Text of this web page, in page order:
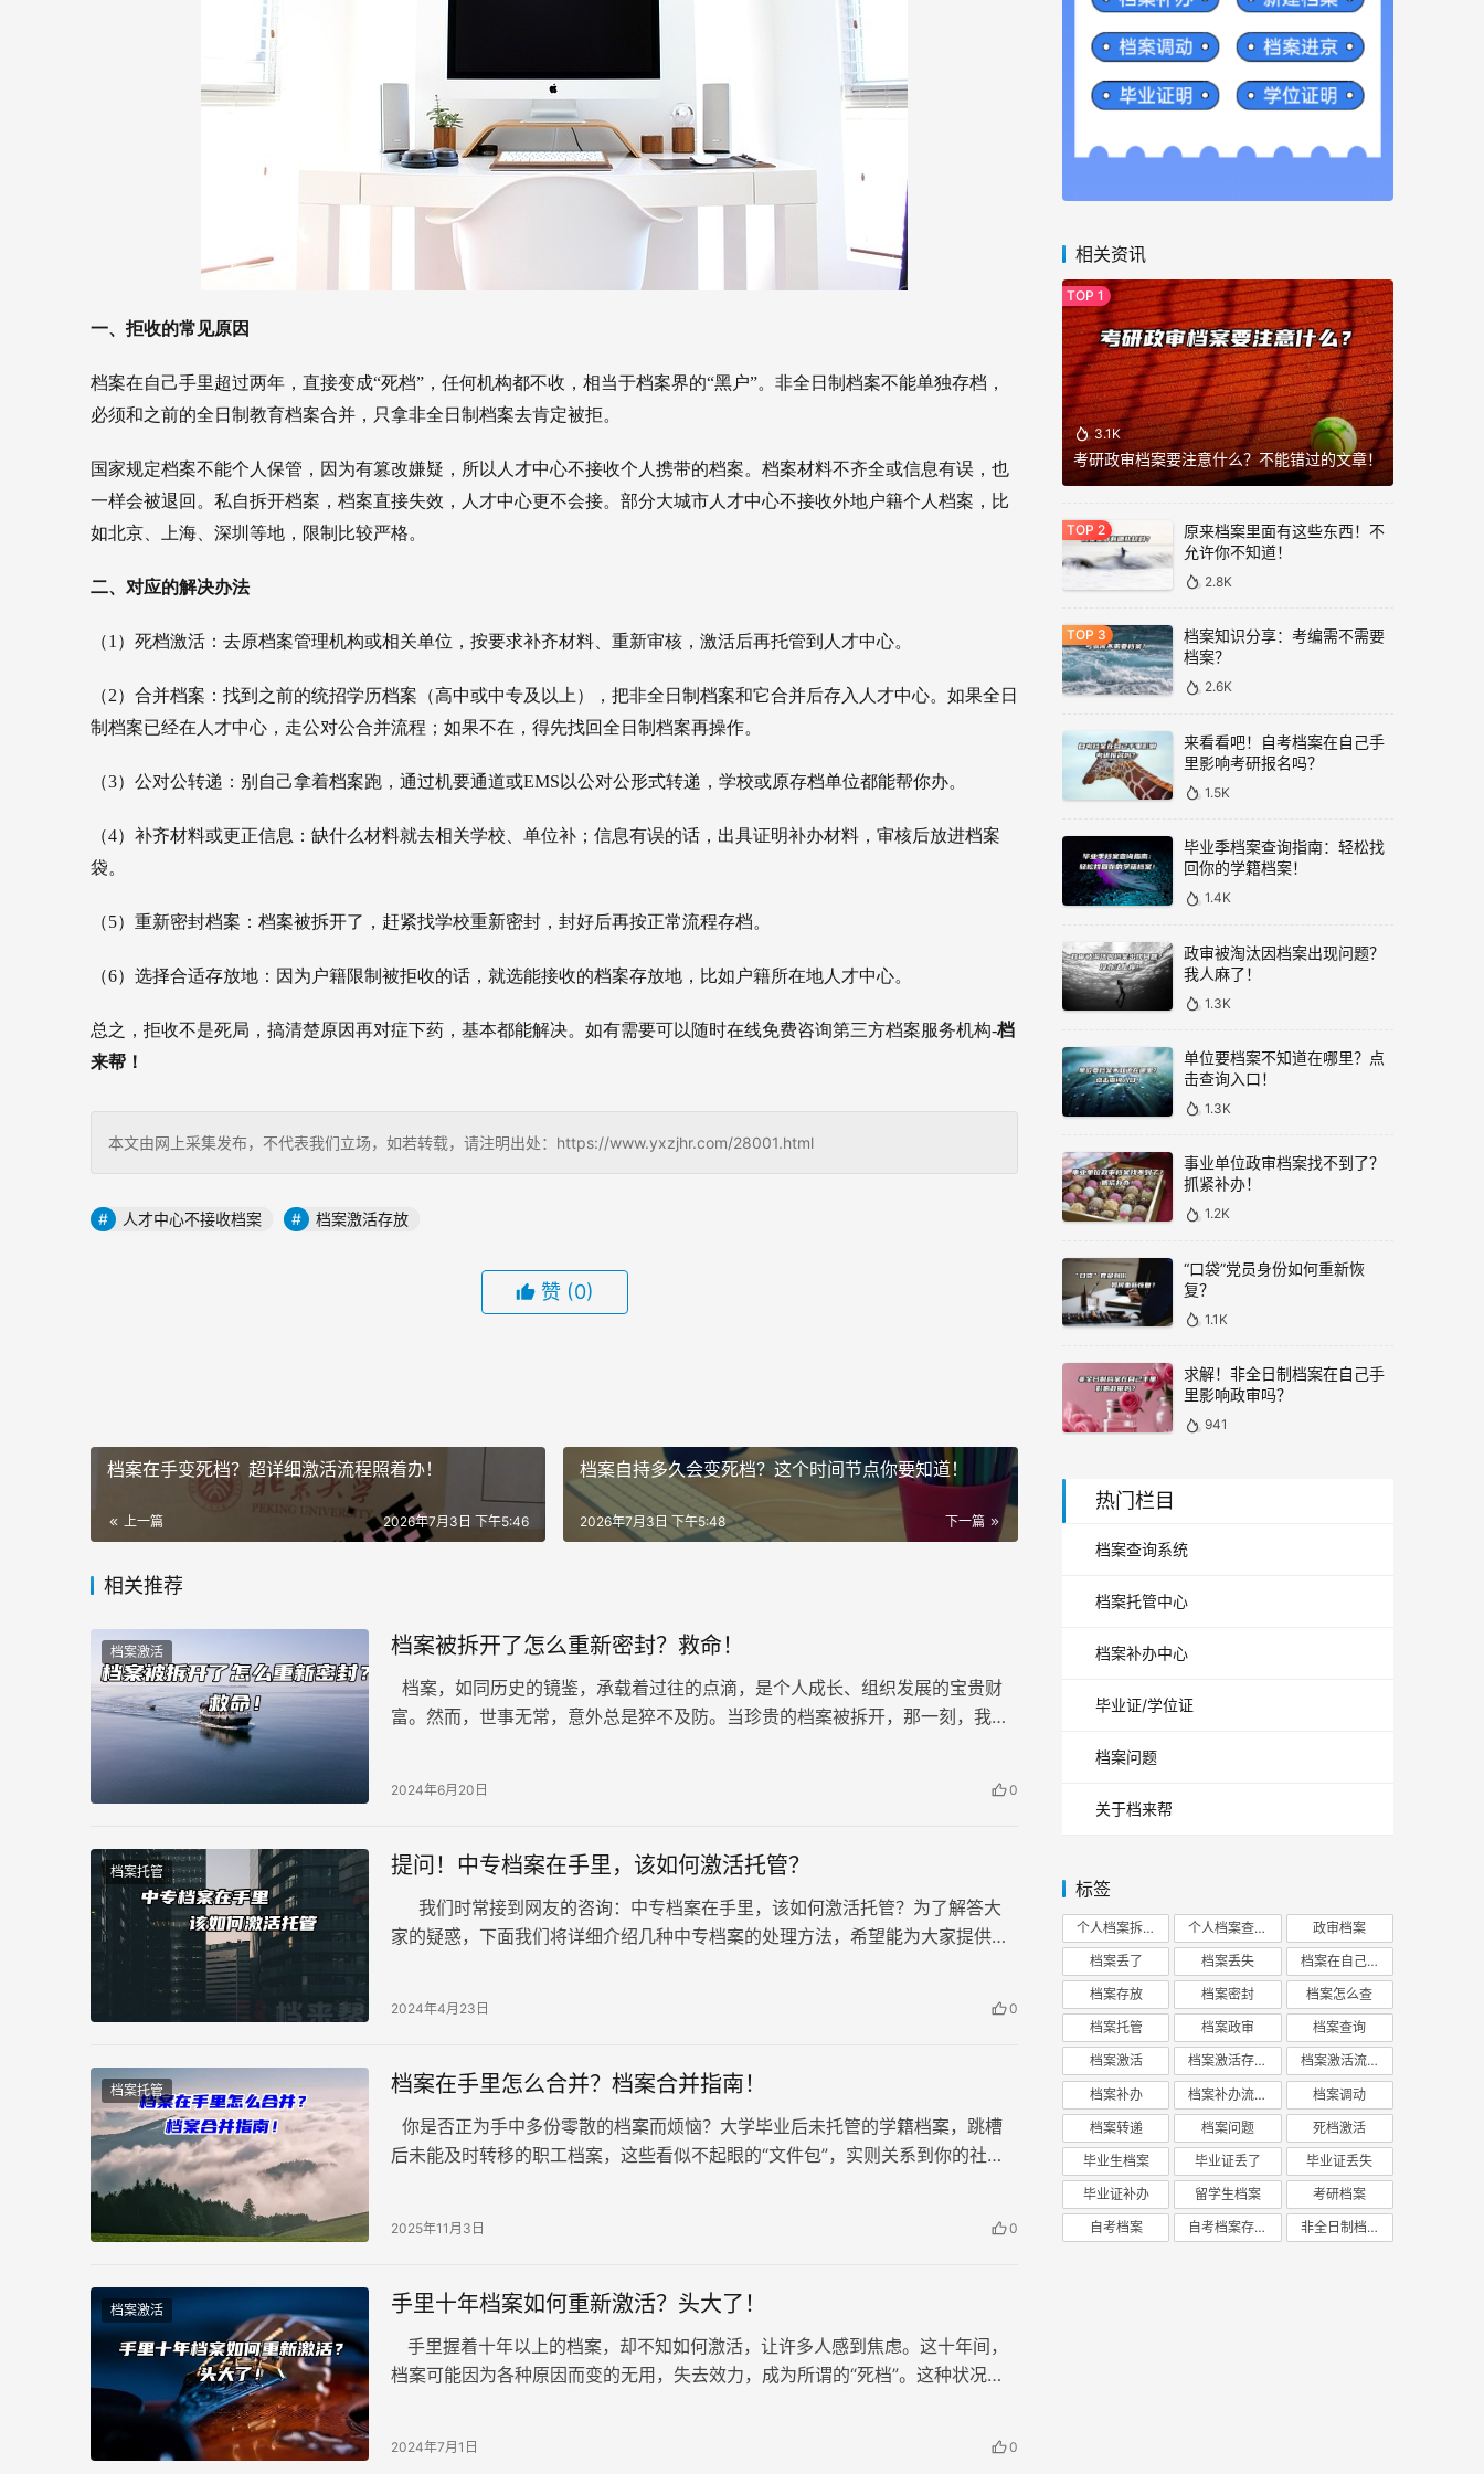
一、拒收的常见原因
档案在自己手里超过两年，直接变成“死档”，任何机构都不收，相当于档案界的“黑户”。非全日制档案不能单独存档，
必须和之前的全日制教育档案合并，只拿非全日制档案去肯定被拒。
国家规定档案不能个人保管，因为有篡改嫌疑，所以人才中心不接收个人携带的档案。档案材料不齐全或信息有误，也
一样会被退回。私自拆开档案，档案直接失效，人才中心更不会接。部分大城市人才中心不接收外地户籍个人档案，比
如北京、上海、深圳等地，限制比较严格。
二、对应的解决办法
（1）死档激活：去原档案管理机构或相关单位，按要求补齐材料、重新审核，激活后再托管到人才中心。
（2）合并档案：找到之前的统招学历档案（高中或中专及以上），把非全日制档案和它合并后存入人才中心。如果全日
制档案已经在人才中心，走公对公合并流程；如果不在，得先找回全日制档案再操作。
（3）公对公转递：别自己拿着档案跑，通过机要通道或EMS以公对公形式转递，学校或原存档单位都能帮你办。
（4）补齐材料或更正信息：缺什么材料就去相关学校、单位补；信息有误的话，出具证明补办材料，审核后放进档案
袋。
（5）重新密封档案：档案被拆开了，赶紧找学校重新密封，封好后再按正常流程存档。
（6）选择合适存放地：因为户籍限制被拒收的话，就选能接收的档案存放地，比如户籍所在地人才中心。
总之，拒收不是死局，搞清楚原因再对症下药，基本都能解决。如有需要可以随时在线免费咨询第三方档案服务机构-档
来帮！
本文由网上采集发布，不代表我们立场，如若转载，请注明出处：https://www.yxzjhr.com/28001.html
人才中心不接收档案 档案激活存放
赞 (0)
档案在手变死档？超详细激活流程照着办！
上一篇 2026年7月3日 下午5:46
档案自持多久会变死档？这个时间节点你要知道！
下一篇
2026年7月3日 下午5:48
相关推荐
档案激活 档案被拆开了怎么重新密封？救命！
档案，如同历史的镜鉴，承载着过往的点滴，是个人成长、组织发展的宝贵财
富。然而，世事无常，意外总是猝不及防。当珍贵的档案被拆开，那一刻，我们
2024年6月20日 0
档案托管 提问！中专档案在手里，该如何激活托管？
我们时常接到网友的咨询：中专档案在手里，该如何激活托管？为了解答大
家的疑惑，下面我们将详细介绍几种中专档案的处理方法，希望能为大家提供一
2024年4月23日 0
档案托管 档案在手里怎么合并？档案合并指南！
你是否正为手中多份零散的档案而烦恼？大学毕业后未托管的学籍档案，跳槽
后未能及时转移的职工档案，这些看似不起眼的“文件包”，实则关系到你的社
2025年11月3日 0
档案激活 手里十年档案如何重新激活？头大了！
手里握着十年以上的档案，却不知如何激活，让许多人感到焦虑。这十年间，
档案可能因为各种原因而变的无用，失去效力，成为所谓的“死档”。这种状况会
2024年7月1日 0
相关资讯
3.1K
考研政审档案要注意什么？不能错过的文章！
原来档案里面有这些东西！不
允许你不知道！
2.8K
档案知识分享：考编需不需要
档案？
2.6K
来看看吧！自考档案在自己手
里影响考研报名吗？
1.5K
毕业季档案查询指南：轻松找
回你的学籍档案！
1.4K
政审被淘汰因档案出现问题？
我人麻了！
1.3K
单位要档案不知道在哪里？点
击查询入口！
1.3K
事业单位政审档案找不到了？
抓紧补办！
1.2K
“口袋”党员身份如何重新恢
复？
1.1K
求解！非全日制档案在自己手
里影响政审吗？
941
热门栏目
档案查询系统
档案托管中心
档案补办中心
毕业证/学位证
档案问题
关于档来帮
标签
个人档案拆开 个人档案查询 政审档案
档案丢了 档案丢失 档案在自己手里
档案存放 档案密封 档案怎么查
档案托管 档案政审 档案查询
档案激活 档案激活存放 档案激活流程
档案补办 档案补办流程 档案调动
档案转递 档案问题 死档激活
毕业生档案 毕业证丢了 毕业证丢失
毕业证补办 留学生档案 考研档案
自考档案 自考档案存放 非全日制档案